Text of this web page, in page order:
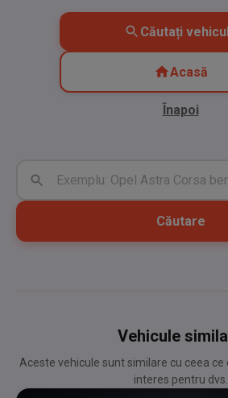
Căutați
Acasă
Înapoi
Căutare
Vehicule
Aceste vehicule sunt similare cu ceea
interes pentru dvs.